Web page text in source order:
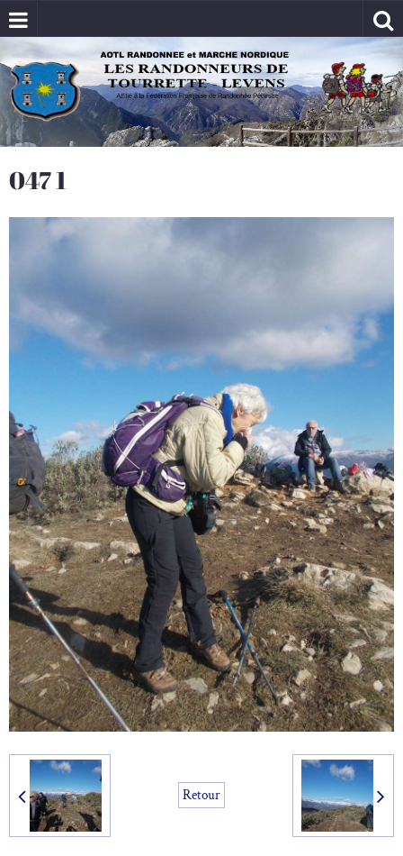
047 1
Retour